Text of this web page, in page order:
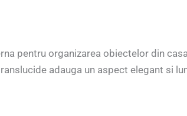
pentru organizarea obiectelor din
adauga un aspect elegant si